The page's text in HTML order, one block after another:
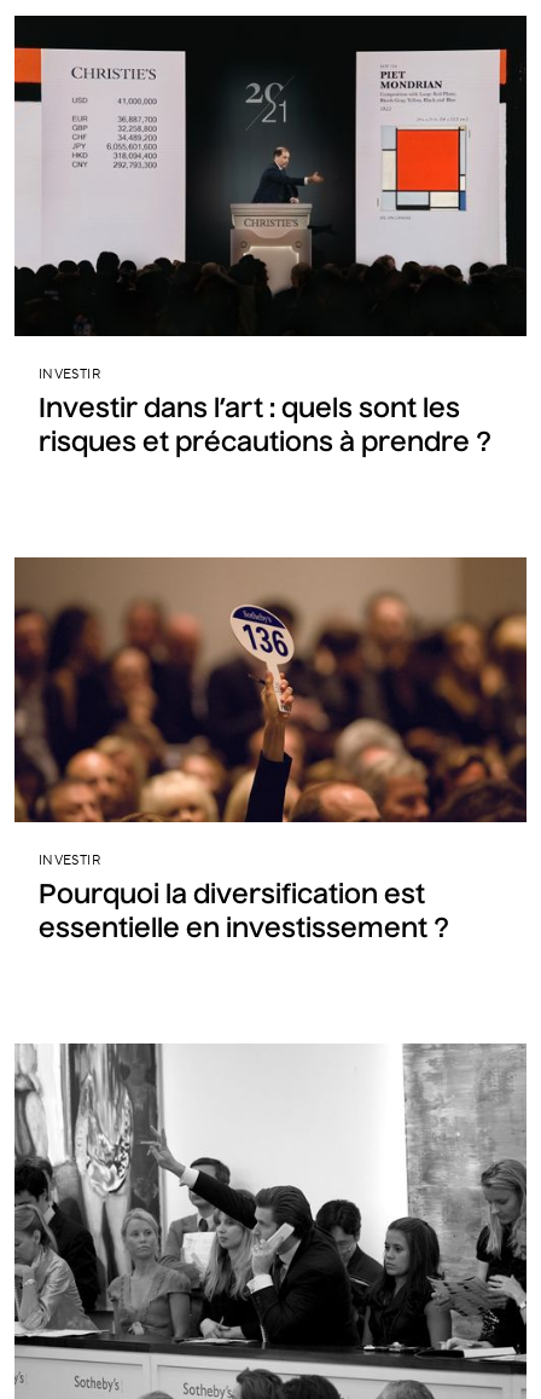
INVESTIR
Investir dans l’art : quels sont les
risques et précautions à prendre ?
INVESTIR
Pourquoi la diversification est
essentielle en investissement ?